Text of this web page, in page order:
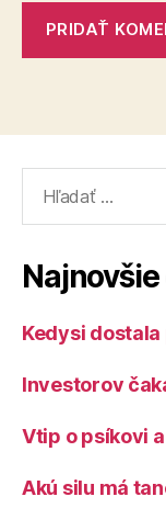
Kedysi
Investorov
Vtip o psíkovi
Akú silu má